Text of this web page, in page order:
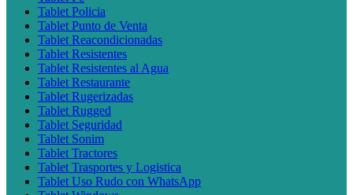
Tablet Policia
Tablet Punto de Venta
Tablet Reacondicionadas
Tablet Resistentes
Tablet Resistentes al Agua
Tablet Restaurante
Tablet Rugerizadas
Tablet Rugged
Tablet Seguridad
Tablet Sonim
Tablet Tractores
Tablet Trasportes y Logistica
Tablet Uso Rudo con WhatsApp